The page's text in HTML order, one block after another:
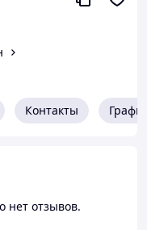
Контакты
нет отзывов.